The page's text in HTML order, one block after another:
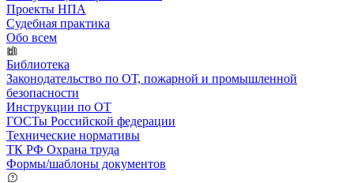
Проекты НПА
Судебная практика
Обо всем
Библиотека
Законодательство по ОТ, пожарной и промышленной
безопасности
Инструкции по ОТ
ГОСТы Российской федерации
Технические нормативы
ТК РФ Охрана труда
Формы/шаблоны документов